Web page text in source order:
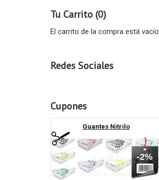
Tu Carrito (0)
El carrito de la compra está vacío
Redes Sociales
Cupones
Guantes Nitrilo
-2%